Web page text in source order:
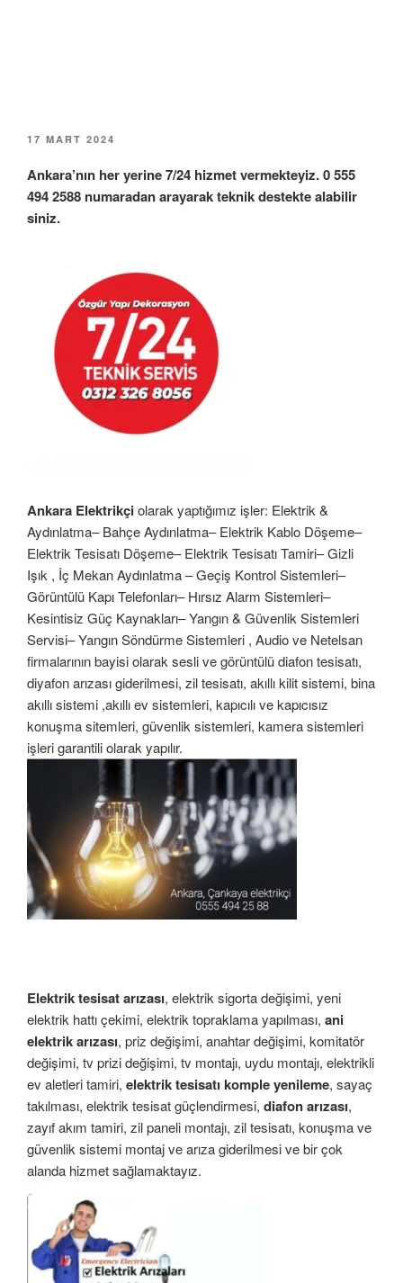
YAYIM
17 MART 2024
Ankara’nın her yerine 7/24 hizmet vermekteyiz. 0 555
494 2588 numaradan arayarak teknik destekte alabilir
siniz.
Ankara Elektrikçiolarak yaptığımız işler: Elektrik &
Aydınlatma– Bahçe Aydınlatma– Elektrik Kablo Döşeme–
Elektrik Tesisatı Döşeme– Elektrik Tesisatı Tamiri– Gizli
Işık , İç Mekan Aydınlatma – Geçiş Kontrol Sistemleri–
Görüntülü Kapı Telefonları– Hırsız Alarm Sistemleri–
Kesintisiz Güç Kaynakları– Yangın & Güvenlik Sistemleri
Servisi– Yangın Söndürme Sistemleri , Audio ve Netelsan
firmalarının bayisi olarak sesli ve görüntülü diafon tesisatı,
diyafon arızası giderilmesi, zil tesisatı, akıllı kilit sistemi, bina
akıllı sistemi ,akıllı ev sistemleri, kapıcılı ve kapıcısız
konuşma sitemleri, güvenlik sistemleri, kamera sistemleri
işleri garantili olarak yapılır.
Elektrik tesisat arızası, elektrik sigorta değişimi, yeni
elektrik hattı çekimi, elektrik topraklama yapılması, ani
elektrik arızası, priz değişimi, anahtar değişimi, komitatör
değişimi, tv prizi değişimi, tv montajı, uydu montajı, elektrikli
ev aletleri tamiri, elektrik tesisatı komple yenileme, sayaç
takılması, elektrik tesisat güçlendirmesi, diafon arızası,
zayıf akım tamiri, zil paneli montajı, zil tesisatı, konuşma ve
güvenlik sistemi montaj ve arıza giderilmesi ve bir çok
alanda hizmet sağlamaktayız.